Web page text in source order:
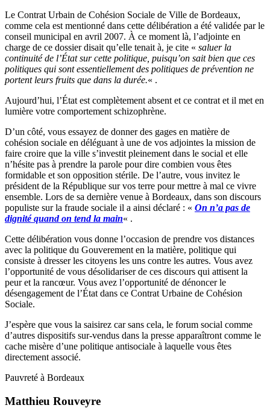
Le Contrat Urbain de Cohésion Sociale de Ville de Bordeaux,
comme cela est mentionné dans cette délibération a été validée par le
conseil municipal en avril 2007. À ce moment là, l’adjointe en
charge de ce dossier disait qu’elle tenait à, je cite « saluer la
continuité de l’État sur cette politique, puisqu’on sait bien que ces
politiques qui sont essentiellement des politiques de prévention ne
portent leurs fruits que dans la durée.« .
Aujourd’hui, l’État est complètement absent et ce contrat et il met en
lumière votre comportement schizophrène.
D’un côté, vous essayez de donner des gages en matière de
cohésion sociale en déléguant à une de vos adjointes la mission de
faire croire que la ville s’investit pleinement dans le social et elle
n’hésite pas à prendre la parole pour dire combien vous êtes
formidable et son opposition stérile. De l’autre, vous invitez le
président de la République sur vos terre pour mettre à mal ce vivre
ensemble. Lors de sa dernière venue à Bordeaux, dans son discours
populiste sur la fraude sociale il a ainsi déclaré : « On n’a pas de
dignité quand on tend la main« .
Cette délibération vous donne l’occasion de prendre vos distances
avec la politique du Gouverement en la matière, politique qui
consiste à dresser les citoyens les uns contre les autres. Vous avez
l’opportunité de vous désolidariser de ces discours qui attisent la
peur et la rancœur. Vous avez l’opportunité de dénoncer le
désengagement de l’État dans ce Contrat Urbaine de Cohésion
Sociale.
J’espère que vous la saisirez car sans cela, le forum social comme
d’autres dispositifs sur-vendus dans la presse apparaîtront comme le
cache misère d’une politique antisociale à laquelle vous êtes
directement associé.
Pauvreté à Bordeaux
Matthieu Rouveyre